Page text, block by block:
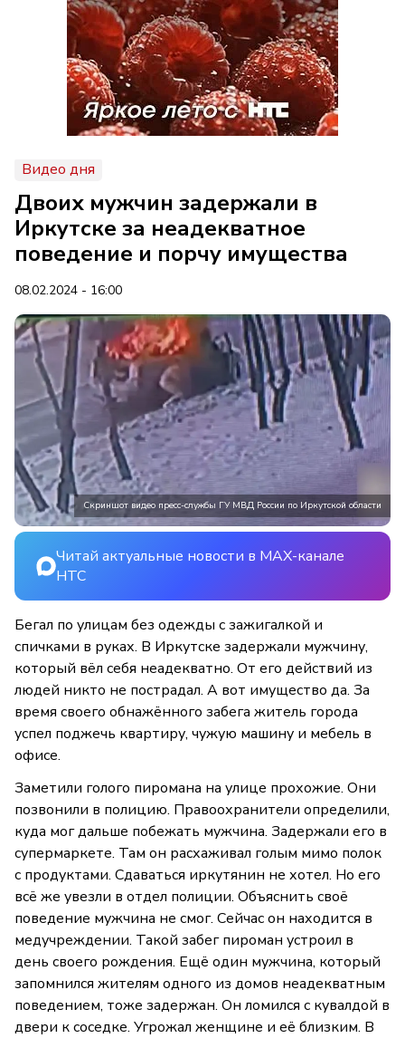
Видео дня
Двоих мужчин задержали в
Иркутске за неадекватное
поведение и порчу имущества
08.02.2024 - 16:00
Скриншот видео пресс-службы ГУ МВД России по Иркутской области
Читай актуальные новости в MAX-канале
НТС
Бегал по улицам без одежды с зажигалкой и
спичками в руках. В Иркутске задержали мужчину,
который вёл себя неадекватно. От его действий из
людей никто не пострадал. А вот имущество да. За
время своего обнажённого забега житель города
успел поджечь квартиру, чужую машину и мебель в
офисе.
Заметили голого пиромана на улице прохожие. Они
позвонили в полицию. Правоохранители определили,
куда мог дальше побежать мужчина. Задержали его в
супермаркете. Там он расхаживал голым мимо полок
с продуктами. Сдаваться иркутянин не хотел. Но его
всё же увезли в отдел полиции. Объяснить своё
поведение мужчина не смог. Сейчас он находится в
медучреждении. Такой забег пироман устроил в
день своего рождения. Ещё один мужчина, который
запомнился жителям одного из домов неадекватным
поведением, тоже задержан. Он ломился с кувалдой в
двери к соседке. Угрожал женщине и её близким. В